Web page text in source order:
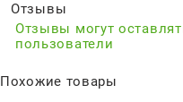
Отзывы
Отзывы могут
пользователи
Похожие товары